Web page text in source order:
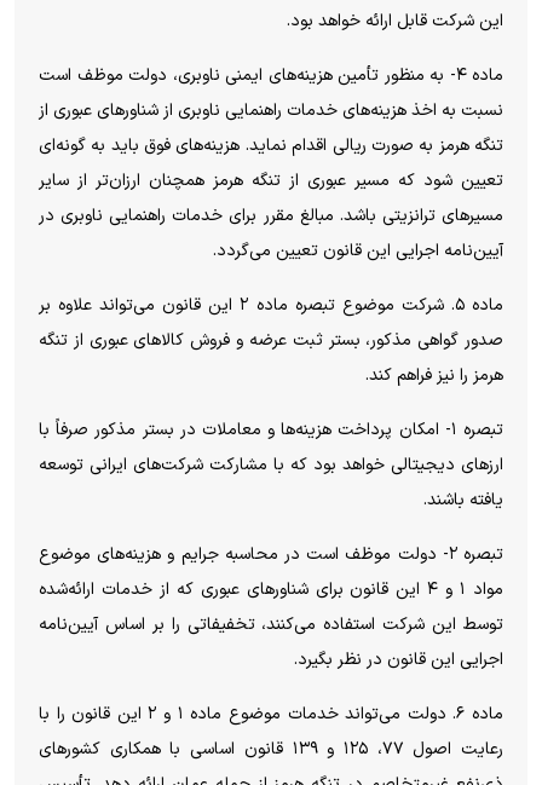
این شرکت قابل ارائه خواهد بود.
ماده ۴- به منظور تأمین هزینه‌های ایمنی ناوبری، دولت موظف است
نسبت به اخذ هزینه‌های خدمات راهنمایی ناوبری از شناورهای عبوری از
تنگه هرمز به صورت ریالی اقدام نماید. هزینه‌های فوق باید به گونه‌ای
تعیین شود که مسیر عبوری از تنگه هرمز همچنان ارزان‌تر از سایر
مسیرهای ترانزیتی باشد. مبالغ مقرر برای خدمات راهنمایی ناوبری در
آیین‌نامه اجرایی این قانون تعیین می‌گردد.
ماده ۵. شرکت موضوع تبصره ماده ۲ این قانون می‌تواند علاوه بر
صدور گواهی مذکور، بستر ثبت عرضه و فروش کالاهای عبوری از تنگه
هرمز را نیز فراهم کند.
تبصره ۱- امکان پرداخت هزینه‌ها و معاملات در بستر مذکور صرفاً با
ارزهای دیجیتالی خواهد بود که با مشارکت شرکت‌های ایرانی توسعه
یافته باشند.
تبصره ۲- دولت موظف است در محاسبه جرایم و هزینه‌های موضوع
مواد ۱ و ۴ این قانون برای شناورهای عبوری که از خدمات ارائه‌شده
توسط این شرکت استفاده می‌کنند، تخفیفاتی را بر اساس آیین‌نامه
اجرایی این قانون در نظر بگیرد.
ماده ۶. دولت می‌تواند خدمات موضوع ماده ۱ و ۲ این قانون را با
رعایت اصول ۷۷، ۱۲۵ و ۱۳۹ قانون اساسی با همکاری کشورهای